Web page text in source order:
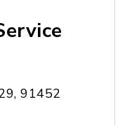
91452